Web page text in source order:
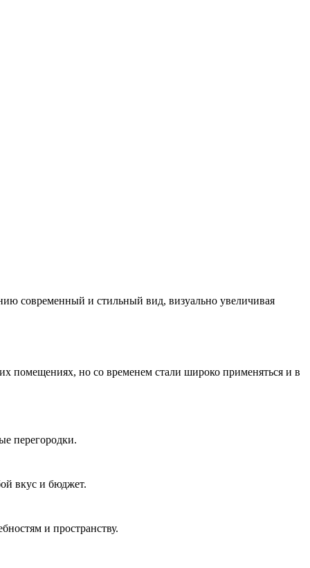
современный и стильный вид, визуально увеличивая
помещениях, но со временем стали широко применяться и в
перегородки.
вкус и бюджет.
и пространству.